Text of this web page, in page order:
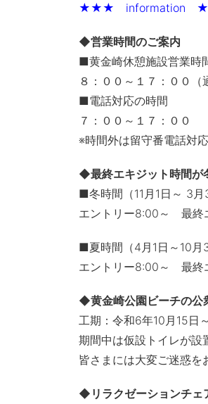
★★★ information
◆営業時間のご案内
■黄金崎休憩施設営業時
８：００～１７：００（
■電話対応の時間
７：００～１７：００
※時間外は留守番電話対
◆最終エキジット時間が
■冬時間（11月1日～ 3月
エントリー8:00～ 最終
■夏時間（4月1日～10月
エントリー8:00～ 最終
◆黄金崎公園ビーチの公
工期：令和6年10月15日
期間中は仮設トイレが設
皆さまには大変ご迷惑を
◆リラクゼーションチェ